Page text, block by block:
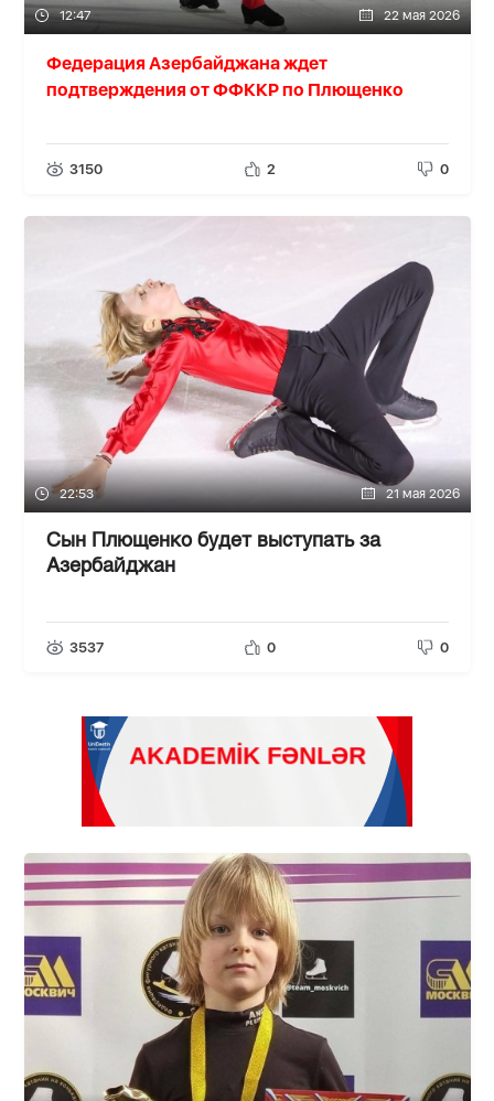
12:47 22 мая 2026
Федерация Азербайджана ждет
подтверждения от ФФККР по Плющенко
3150 2 0
22:53 21 мая 2026
Сын Плющенко будет выступать за
Азербайджан
3537 0 0